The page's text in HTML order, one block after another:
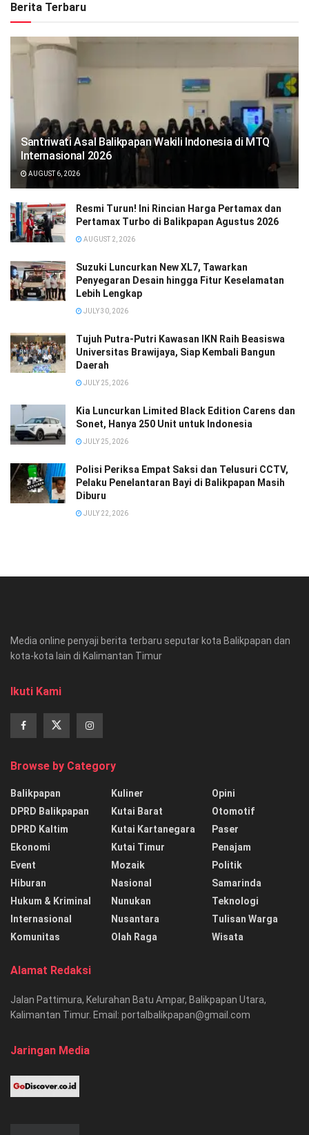
Berita Terbaru
Santriwati Asal Balikpapan Wakili Indonesia di MTQ
Internasional 2026
AUGUST 6, 2026
Resmi Turun! Ini Rincian Harga Pertamax dan
Pertamax Turbo di Balikpapan Agustus 2026
AUGUST 2, 2026
Suzuki Luncurkan New XL7, Tawarkan
Penyegaran Desain hingga Fitur Keselamatan
Lebih Lengkap
JULY 30, 2026
Tujuh Putra-Putri Kawasan IKN Raih Beasiswa
Universitas Brawijaya, Siap Kembali Bangun
Daerah
JULY 25, 2026
Kia Luncurkan Limited Black Edition Carens dan
Sonet, Hanya 250 Unit untuk Indonesia
JULY 25, 2026
Polisi Periksa Empat Saksi dan Telusuri CCTV,
Pelaku Penelantaran Bayi di Balikpapan Masih
Diburu
JULY 22, 2026
Media online penyaji berita terbaru seputar kota Balikpapan dan
kota-kota lain di Kalimantan Timur
Ikuti Kami
Browse by Category
Balikpapan
DPRD Balikpapan
DPRD Kaltim
Ekonomi
Event
Hiburan
Hukum & Kriminal
Internasional
Komunitas
Kuliner
Kutai Barat
Kutai Kartanegara
Kutai Timur
Mozaik
Nasional
Nunukan
Nusantara
Olah Raga
Opini
Otomotif
Paser
Penajam
Politik
Samarinda
Teknologi
Tulisan Warga
Wisata
Alamat Redaksi
Jalan Pattimura, Kelurahan Batu Ampar, Balikpapan Utara,
Kalimantan Timur. Email: portalbalikpapan@gmail.com
Jaringan Media